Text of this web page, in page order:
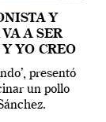
Y
A SER
YO CREO
presentó
un pollo